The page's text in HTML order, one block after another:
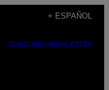
+ ESPAÑOL
SUBSCRIBENEWSLETTER